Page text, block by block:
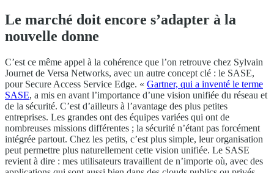
Le marché doit encore s’adapter à la
nouvelle donne
C’est ce même appel à la cohérence que l’on retrouve chez Sylvain
Journet de Versa Networks, avec un autre concept clé : le SASE,
pour Secure Access Service Edge. « Gartner, qui a inventé le terme
SASE, a mis en avant l’importance d’une vision unifiée du réseau et
de la sécurité. C’est d’ailleurs à l’avantage des plus petites
entreprises. Les grandes ont des équipes variées qui ont de
nombreuses missions différentes ; la sécurité n’étant pas forcément
intégrée partout. Chez les petits, c’est plus simple, leur organisation
peut permettre plus naturellement cette vision unifiée. Le SASE
revient à dire : mes utilisateurs travaillent de n’importe où, avec des